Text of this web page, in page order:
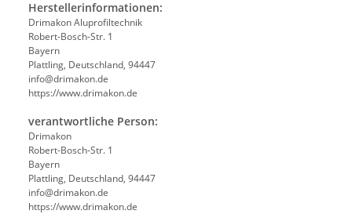
Herstellerinformationen:
Drimakon Aluprofiltechnik
Robert-Bosch-Str. 1
Bayern
Plattling, Deutschland, 94447
info@drimakon.de
https://www.drimakon.de
verantwortliche Person:
Drimakon
Robert-Bosch-Str. 1
Bayern
Plattling, Deutschland, 94447
info@drimakon.de
https://www.drimakon.de